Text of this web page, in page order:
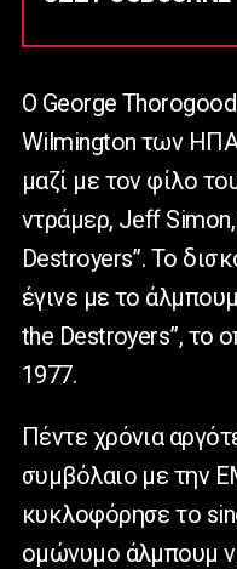
Ο George
Wilmington των
μαζί με τον φίλο
ντράμερ, Jeff
Destroyers”. Το
έγινε με το
the Destroyers”, το
1977.
Πέντε χρόνια
συμβόλαιο με την
κυκλοφόρησε το
ομώνυμο άλμπουμ